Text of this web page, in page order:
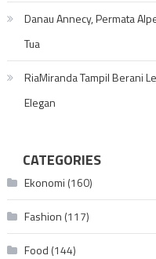
Danau Annecy, Permata
Tua
RiaMiranda Tampil Berani
Elegan
CATEGORIES
Ekonomi (160)
Fashion (117)
Food (144)